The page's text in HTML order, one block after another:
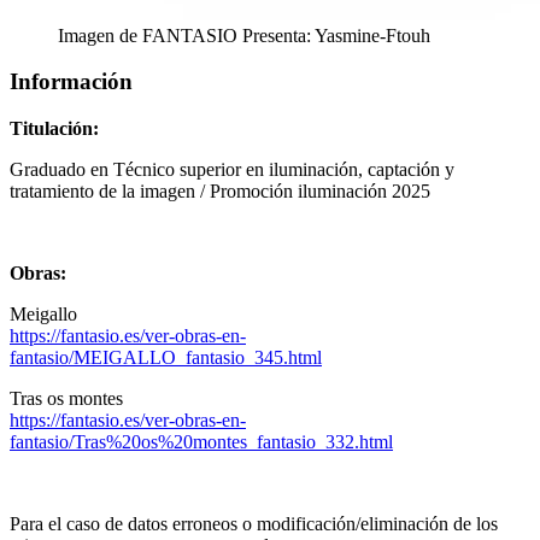
Imagen de FANTASIO Presenta: Yasmine-Ftouh
Información
Titulación:
Graduado en Técnico superior en iluminación, captación y
tratamiento de la imagen / Promoción iluminación 2025
Obras:
Meigallo
https://fantasio.es/ver-obras-en-
fantasio/MEIGALLO_fantasio_345.html
Tras os montes
https://fantasio.es/ver-obras-en-
fantasio/Tras%20os%20montes_fantasio_332.html
Para el caso de datos erroneos o modificación/eliminación de los